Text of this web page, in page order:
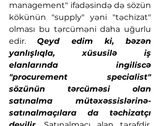
management" ifadəsində də sözün
kökünün "supply" yəni "təchizat"
olması bu tərcüməni daha uğurlu
edir. Qeyd edim ki, bəzən
yanlışlıqla, xüsusilə iş
elanlarında ingiliscə
"procurement specialist"
sözünün tərcüməsi olan
satınalma mütəxəssislərinə-
satınalmaçılara da təchizatçı